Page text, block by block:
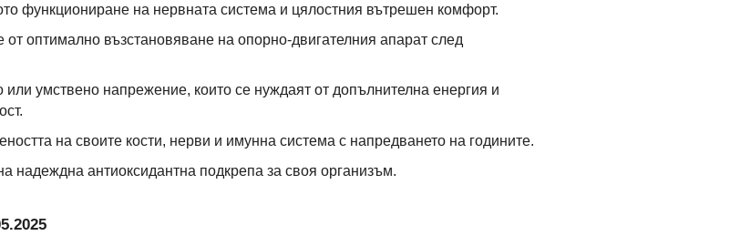
функциониране на нервната система и цялостния вътрешен комфорт.
оптимално възстановяване на опорно-двигателния апарат след
умствено напрежение, които се нуждаят от допълнителна енергия и
на своите кости, нерви и имунна система с напредването на годините.
надеждна антиоксидантна подкрепа за своя организъм.